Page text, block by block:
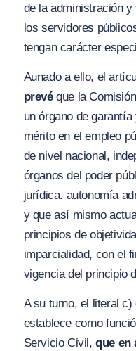
de la administración
los servidores
tengan carácter
Aunado a ello, el
prevéque la
un órgano de
mérito en el empleo
de nivel nacional,
órganos del poder
jurídica. autonomía
y que así mismo
principios de
imparcialidad, con el
vigencia del principio
A su turno, el literal
establece corno
Servicio Civil,que en